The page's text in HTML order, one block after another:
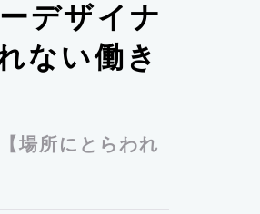
デザイナ
ない働き
場所にとらわれ